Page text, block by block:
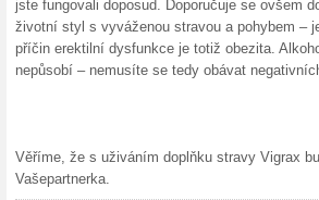
jste si objednali.
Více o